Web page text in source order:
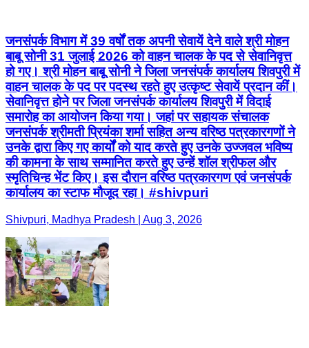
जनसंपर्क विभाग में 39 वर्षों तक अपनी सेवायें देने वाले श्री मोहन
बाबू सोनी 31 जुलाई 2026 को वाहन चालक के पद से सेवानिवृत्त
हो गए। श्री मोहन बाबू सोनी ने जिला जनसंपर्क कार्यालय शिवपुरी में
वाहन चालक के पद पर पदस्थ रहते हुए उत्कृष्ट सेवायें प्रदान कीं।
सेवानिवृत्त होने पर जिला जनसंपर्क कार्यालय शिवपुरी में विदाई
समारोह का आयोजन किया गया। जहां पर सहायक संचालक
जनसंपर्क श्रीमती प्रियंका शर्मा सहित अन्य वरिष्ठ पत्रकारगणों ने
उनके द्वारा किए गए कार्यों को याद करते हुए उनके उज्जवल भविष्य
की कामना के साथ सम्मानित करते हुए उन्हें शॉल श्रीफल और
स्मृतिचिन्ह भेंट किए। इस दौरान वरिष्ठ पत्रकारगण एवं जनसंपर्क
कार्यालय का स्टाफ मौजूद रहा। #shivpuri
Shivpuri, Madhya Pradesh | Aug 3, 2026